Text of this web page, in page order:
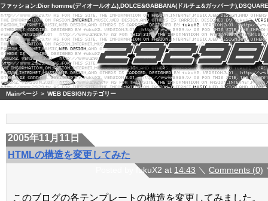
ファッション:Dior homme(ディオールオム), DOLCE&GABBANA( ドルチェ&ガッバーナ),
Mainページ ＞ WEB DESIGNカテゴリー
2005年11月11日
HTMLの構造を変更してみた
Posted by fukuX2 at 14:43 ＼ Comments (0)
このブログの各テンプレートの構造を変更してみました。